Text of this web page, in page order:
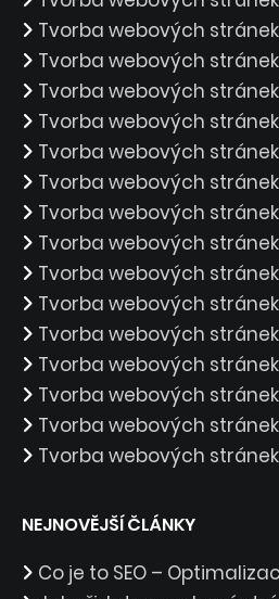
Tvorba webových
Tvorba webových
Tvorba webových
Tvorba webových
Tvorba webových
Tvorba webových
Tvorba webových
Tvorba webových
Tvorba webových
Tvorba webových
Tvorba webových
Tvorba webových
Tvorba webových
Tvorba webových
Tvorba webových
NEJNOVĚJŠÍ ČLÁNKY
Co je to SEO –